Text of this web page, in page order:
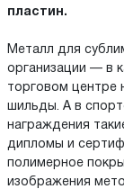
пластин.
Металл для
организации — в
торговом центре
шильды. А в
награждения
дипломы и
полимерное
изображения